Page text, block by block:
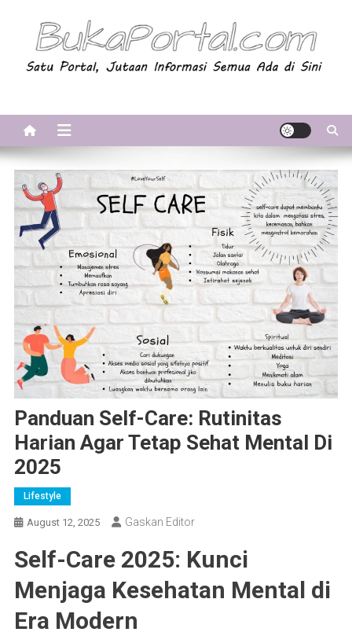
content
Panduan Self-Care: Rutinitas
Harian Agar Tetap Sehat Mental Di
2025
Lifestyle
August 12, 2025 Gaskan Editor
Self-Care 2025: Kunci
Menjaga Kesehatan Mental di
Era Modern